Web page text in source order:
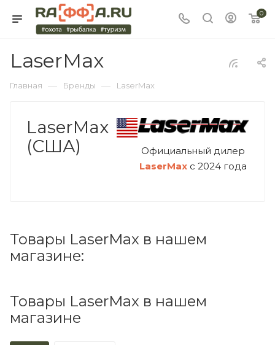
0
LaserMax
Главная — Бренды — LaserMax
LaserMax
(США)
Официальный дилер
LaserMax с 2024 года
Товары LaserMax в нашем
магазине:
Товары LaserMax в нашем
магазине